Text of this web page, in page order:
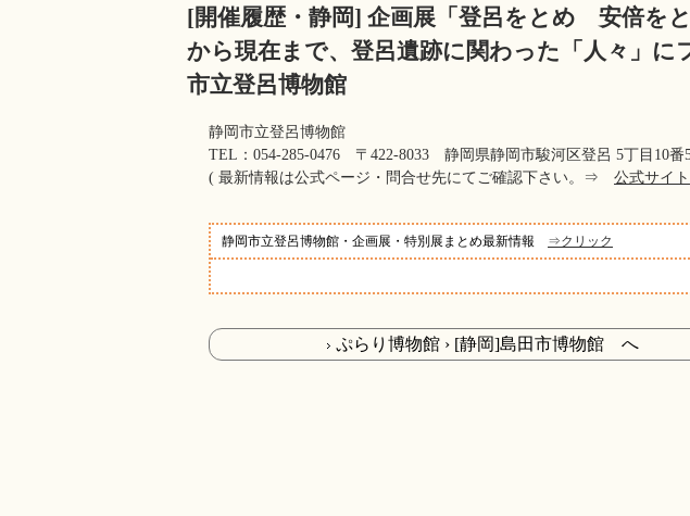
[開催履歴・静岡] 企画展「登呂をとめ 安倍を
から現在まで、登呂遺跡に関わった「人々」に
市立登呂博物館
静岡市立登呂博物館
TEL：054-285-0476 〒422-8033 静岡県静岡市駿河区登呂 5丁目10番
( 最新情報は公式ページ・問合せ先にてご確認下さい。⇒ 公式サイト
静岡市立登呂博物館・企画展・特別展まとめ最新情報 ⇒クリック
ぷらり博物館 › [静岡]島田市博物館 へ